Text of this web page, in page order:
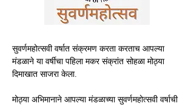
सुवर्णमहोत्सवी वर्षात संक्रमण करता करताच आपल्या
मंडळाने या वर्षीचा पहिला मकर संक्रांत सोहळा मोठ्या
दिमाखात साजरा केला.
मोठ्या अभिमानाने आपल्या मंडळाच्या सुवर्णमहोत्सवी वर्षाची